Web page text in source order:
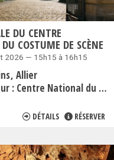
DU CENTRE
COSTUME DE SCÈNE
2026 — 15h15 à 16h15
Allier
: Centre National du Costume de Scène
DÉTAILS RÉSERVER